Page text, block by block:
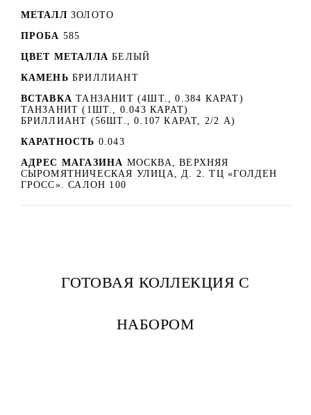
МЕТАЛЛ ЗОЛОТО
ПРОБА 585
ЦВЕТ МЕТАЛЛА БЕЛЫЙ
КАМЕНЬ БРИЛЛИАНТ
ВСТАВКА ТАНЗАНИТ (4ШТ., 0.384 КАРАТ)
ТАНЗАНИТ (1ШТ., 0.043 КАРАТ)
БРИЛЛИАНТ (56ШТ., 0.107 КАРАТ, 2/2 А)
КАРАТНОСТЬ 0.043
АДРЕС МАГАЗИНА МОСКВА, ВЕРХНЯЯ
СЫРОМЯТНИЧЕСКАЯ УЛИЦА, Д. 2. ТЦ «ГОЛДЕН
ГРОСС». САЛОН 100
ГОТОВАЯ КОЛЛЕКЦИЯ С
НАБОРОМ